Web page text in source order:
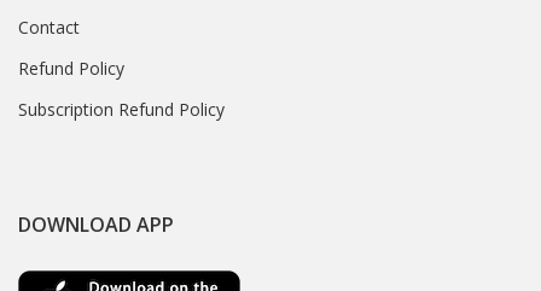
Contact
Refund Policy
Subscription Refund Policy
DOWNLOAD APP